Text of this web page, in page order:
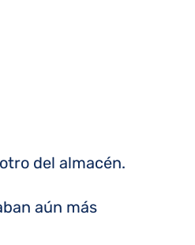
del almacén.
aún más